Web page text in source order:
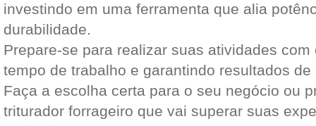
investindo em uma ferramenta que alia
durabilidade.
Prepare-se para realizar suas atividades
tempo de trabalho e garantindo resultados
Faça a escolha certa para o seu negócio ou
triturador forrageiro que vai superar suas